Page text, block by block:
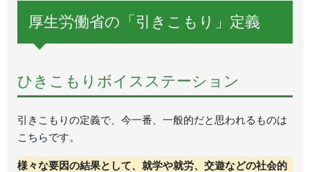
厚生労働省の「引きこもり」定義
ひきこもりボイスステーション
引きこもりの定義で、今一番、一般的だと思われるものは
こちらです。
様々な要因の結果として、就学や就労、交遊などの社会的